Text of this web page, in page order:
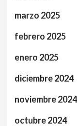
marzo 2025
febrero 2025
enero 2025
diciembre 2024
noviembre 2024
octubre 2024